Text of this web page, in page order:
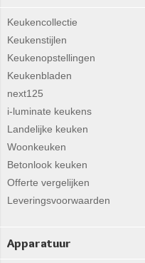
Keukencollectie
Keukenstijlen
Keukenopstellingen
Keukenbladen
next125
i-luminate keukens
Landelijke keuken
Woonkeuken
Betonlook keuken
Offerte vergelijken
Leveringsvoorwaarden
Apparatuur